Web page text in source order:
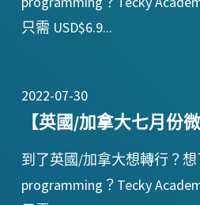
只需 USD$6.9...
【英國/加拿大七月份
2022-07-30
到了英國/加拿大想轉行？
programming？Tecky